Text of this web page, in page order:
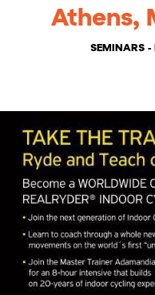
Athens,
SEMINARS -